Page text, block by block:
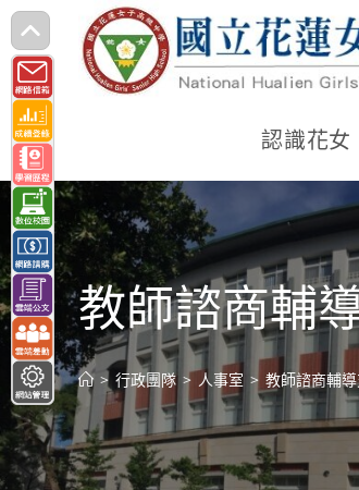
跳
轉
至
主
要
內
容
認識花女
教師諮商輔
> 行政團隊 > 人事室 > 教師諮商輔